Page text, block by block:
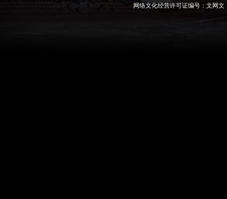
网络文化经营许可证编号：文网